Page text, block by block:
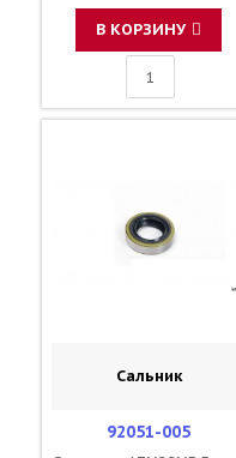
В КОРЗИНУ
Сальник
92051-005